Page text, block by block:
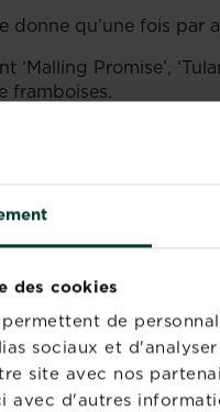
des cookies
permettent de
sociaux et
site avec nos
avec d'autres
qu’une fois par
‘Malling Promise’,
framboises.
pour objectif de
de début d’été.